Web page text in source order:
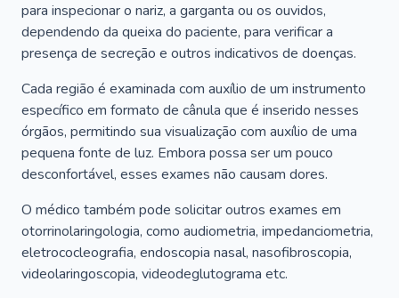
para inspecionar o nariz, a garganta ou os ouvidos,
dependendo da queixa do paciente, para verificar a
presença de secreção e outros indicativos de doenças.
Cada região é examinada com auxílio de um instrumento
específico em formato de cânula que é inserido nesses
órgãos, permitindo sua visualização com auxílio de uma
pequena fonte de luz. Embora possa ser um pouco
desconfortável, esses exames não causam dores.
O médico também pode solicitar outros exames em
otorrinolaringologia, como audiometria, impedanciometria,
eletrococleografia, endoscopia nasal, nasofibroscopia,
videolaringoscopia, videodeglutograma etc.